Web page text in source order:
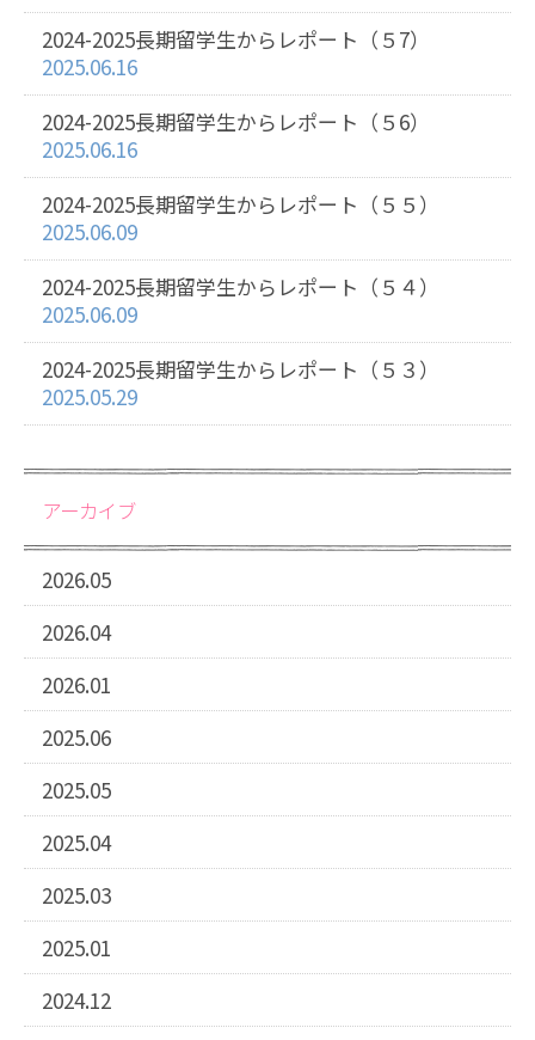
2024-2025長期留学生からレポート（５7）
2025.06.16
2024-2025長期留学生からレポート（５6）
2025.06.16
2024-2025長期留学生からレポート（５５）
2025.06.09
2024-2025長期留学生からレポート（５４）
2025.06.09
2024-2025長期留学生からレポート（５３）
2025.05.29
アーカイブ
2026.05
2026.04
2026.01
2025.06
2025.05
2025.04
2025.03
2025.01
2024.12